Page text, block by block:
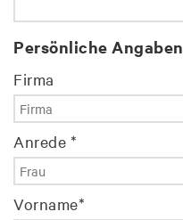
Persönliche Angaben
Firma
Anrede *
Vorname*